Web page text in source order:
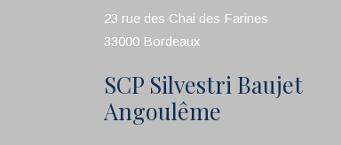
23 rue des Chai des Farines
33000 Bordeaux
SCP Silvestri Baujet
Angoulême